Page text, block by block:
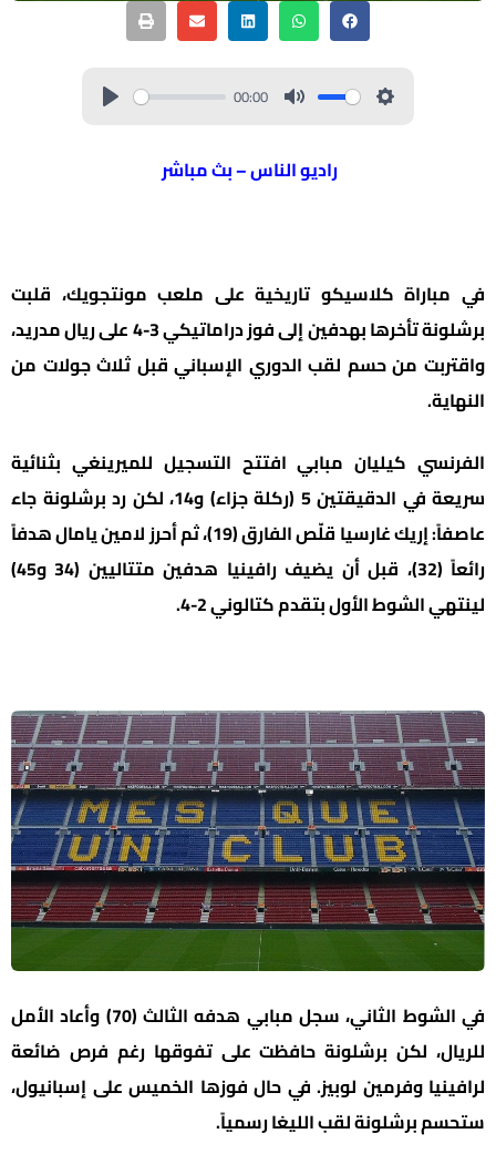
00:00
راديو الناس – بث مباشر
في مباراة كلاسيكو تاريخية على ملعب مونتجويك، قلبت
برشلونة تأخرها بهدفين إلى فوز دراماتيكي 3-4 على ريال مدريد،
واقتربت من حسم لقب الدوري الإسباني قبل ثلاث جولات من
النهاية.
الفرنسي كيليان مبابي افتتح التسجيل للميرينغي بثنائية
سريعة في الدقيقتين 5 (ركلة جزاء) و14، لكن رد برشلونة جاء
عاصفاً: إريك غارسيا قلّص الفارق (19)، ثم أحرز لامين يامال هدفاً
رائعاً (32)، قبل أن يضيف رافينيا هدفين متتاليين (34 و45)
لينتهي الشوط الأول بتقدم كتالوني 2-4.
في الشوط الثاني، سجل مبابي هدفه الثالث (70) وأعاد الأمل
للريال، لكن برشلونة حافظت على تفوقها رغم فرص ضائعة
لرافينيا وفرمين لوبيز. في حال فوزها الخميس على إسبانيول،
ستحسم برشلونة لقب الليغا رسمياً.